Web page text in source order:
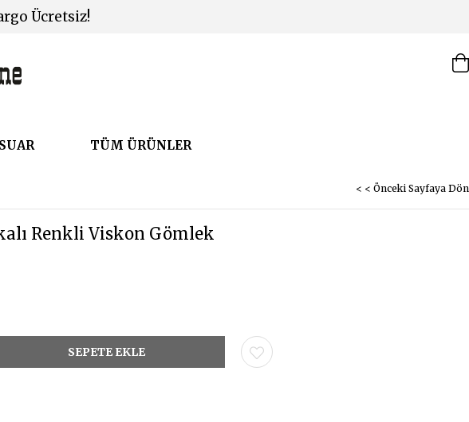
Ücretsiz!
TÜM ÜRÜNLER
< < Önceki Sayfaya Dön
Renkli Viskon Gömlek